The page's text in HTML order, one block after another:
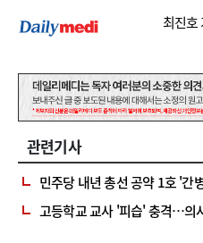
최진호
관련기사
민주당 내년 총선 공약 1호 '간
고등학교 교사 '피습' 충격…의